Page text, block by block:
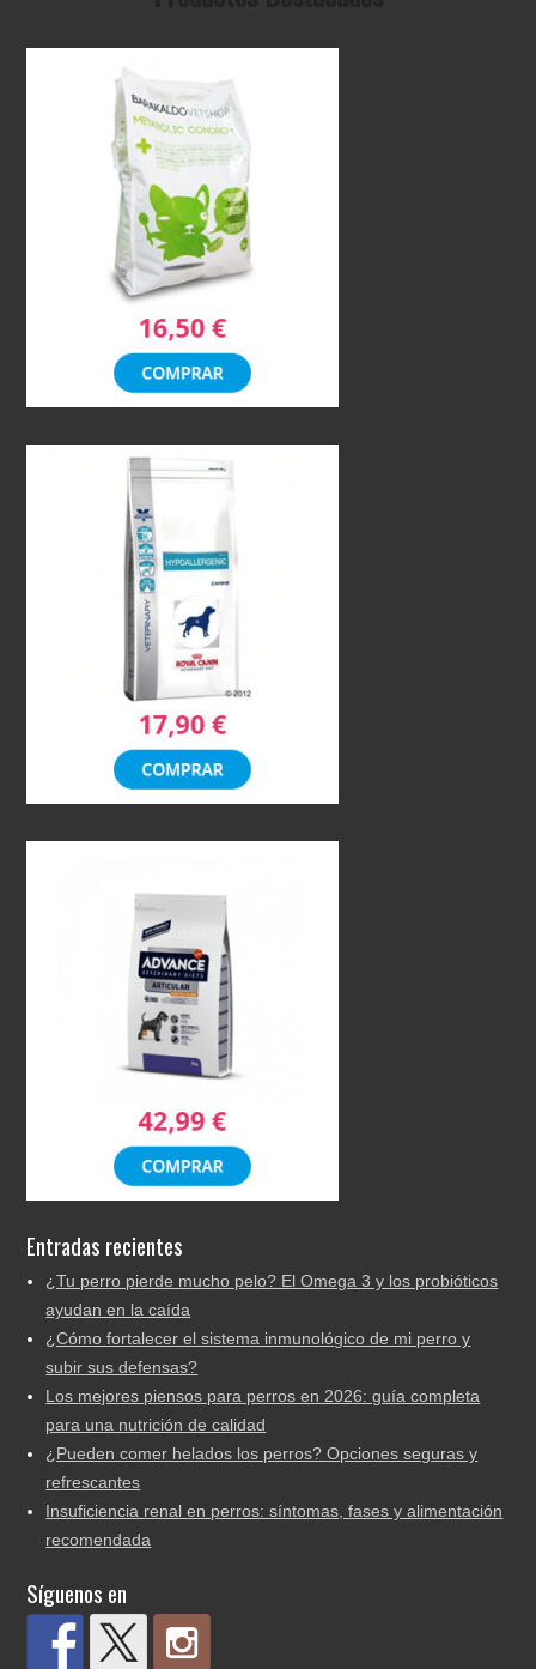
Entradas recientes
¿Tu perro pierde mucho pelo? El Omega 3 y los probióticos
ayudan en la caída
¿Cómo fortalecer el sistema inmunológico de mi perro y
subir sus defensas?
Los mejores piensos para perros en 2026: guía completa
para una nutrición de calidad
¿Pueden comer helados los perros? Opciones seguras y
refrescantes
Insuficiencia renal en perros: síntomas, fases y alimentación
recomendada
Síguenos en